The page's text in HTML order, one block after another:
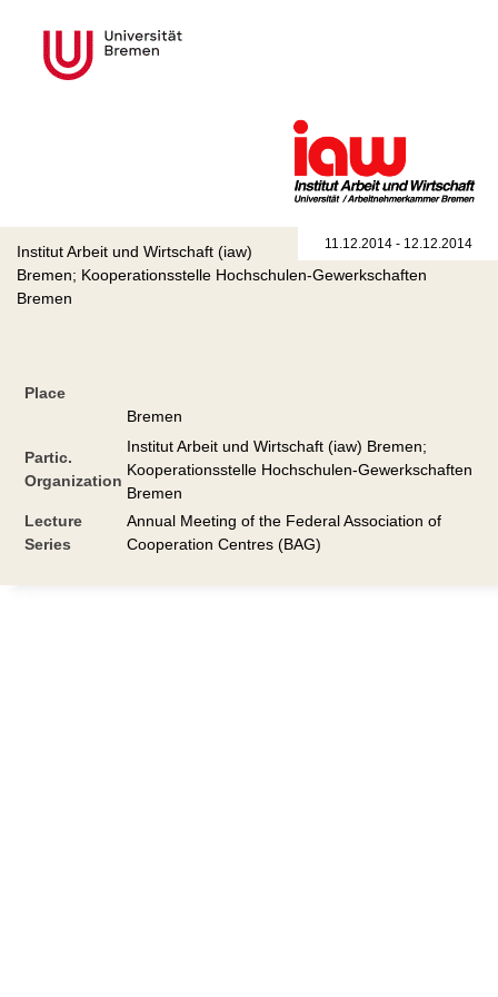
11.12.2014 - 12.12.2014
Institut Arbeit und Wirtschaft (iaw)
Bremen; Kooperationsstelle Hochschulen-Gewerkschaften
Bremen
Place
Bremen
Partic.
Organization
Institut Arbeit und Wirtschaft (iaw) Bremen;
Kooperationsstelle Hochschulen-Gewerkschaften
Bremen
Lecture
Series
Annual Meeting of the Federal Association of
Cooperation Centres (BAG)